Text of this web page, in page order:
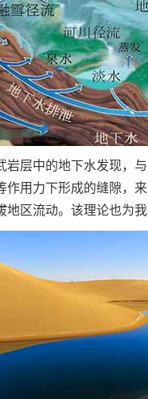
中的地下水发现，与
作用力下形成的缝隙，
地区流动。该理论也为